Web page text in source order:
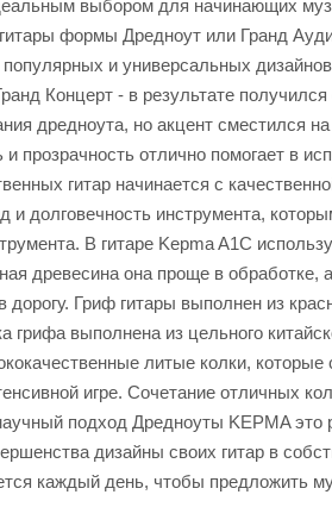
выбором для начинающих
гитары формы Дредноут или Гранд
и универсальных
Концерт - в результате
дредноута, но акцент сместился
прозрачность отлично помогает в
гитар начинается с
и долговечность инструмента,
В гитаре Kepma A1C
древесина она проще в
дорогу. Гриф гитары выполнен из
грифа выполнена из цельного
литые колки,
игре. Сочетание отличных
подход Дредноуты KEPMA
дизайны своих гитар в
каждый день, чтобы предложить